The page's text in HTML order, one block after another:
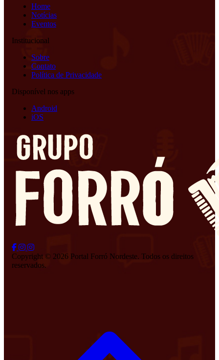
Home
Notícias
Eventos
Institucional
Sobre
Contato
Política de Privacidade
Disponível nos apps
Android
iOS
Copyright © 2026 Portal Forró Nordeste. Todos os direitos
reservados.